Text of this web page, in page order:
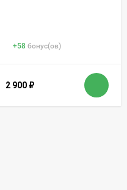
+58 бонус(ов)
2 900 ₽